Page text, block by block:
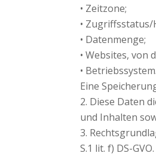
• Zeitzone;
• Zugriffsstatus/
• Datenmenge;
• Websites, von
• Betriebssystem.
Eine
Diese Daten
und Inhalten
S.1 lit. f) DS-GVO.